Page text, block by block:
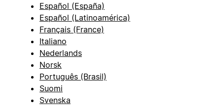
Español (España)
Español (Latinoamérica)
Français (France)
Italiano
Nederlands
Norsk
Português (Brasil)
Suomi
Svenska